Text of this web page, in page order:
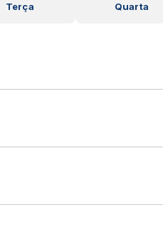
Terça Quarta